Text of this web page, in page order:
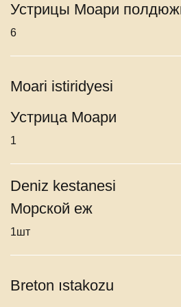
Устрицы Моари
6
Moari istiridyesi
Устрица Моари
1
Deniz kestanesi
Морской еж
1шт
Breton ıstakozu